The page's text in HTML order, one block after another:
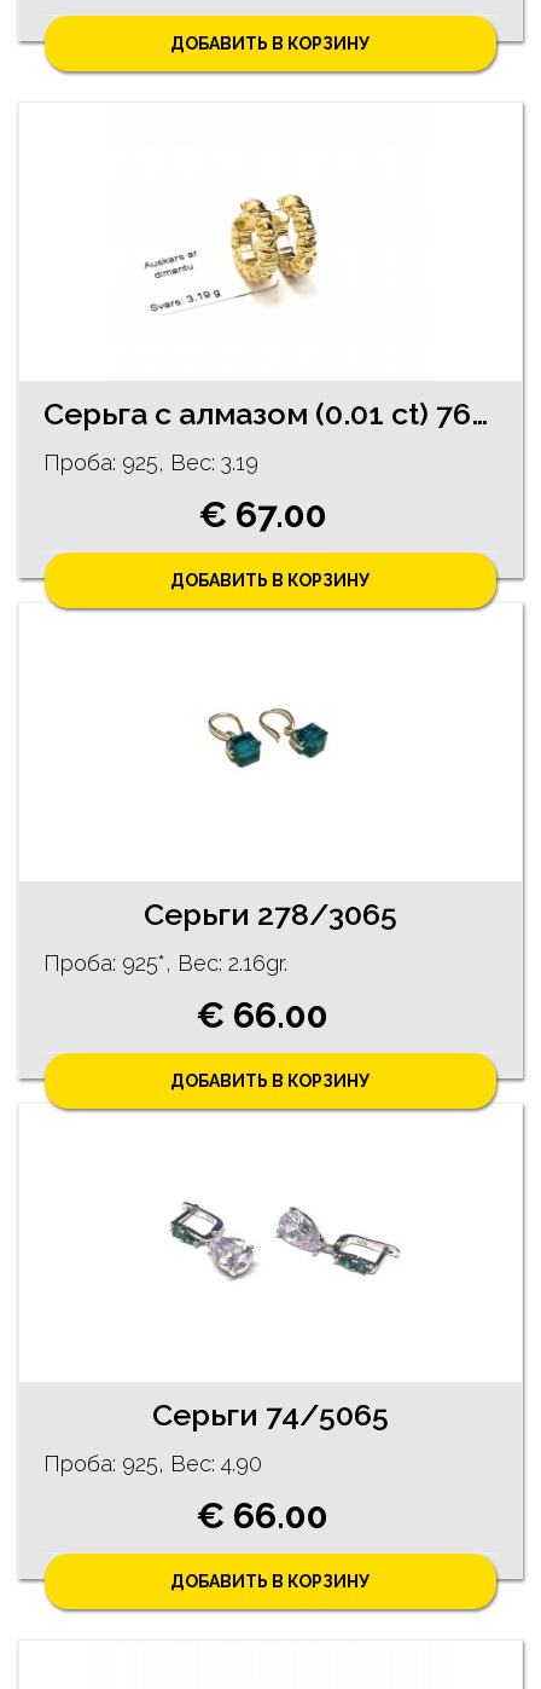
ДОБАВИТЬ В КОРЗИНУ
Cерьгa с алмазoм (0.01 ct) 76/5755
Проба: 925, Bес: 3.19
€ 67.00
ДОБАВИТЬ В КОРЗИНУ
Серьги 278/3065
Проба: 925*, Bес: 2.16gr.
€ 66.00
ДОБАВИТЬ В КОРЗИНУ
Серьги 74/5065
Проба: 925, Bес: 4.90
€ 66.00
ДОБАВИТЬ В КОРЗИНУ